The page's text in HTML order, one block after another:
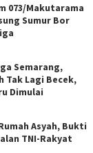
073/Makutarama
Sumur Bor
Semarang,
Tak Lagi Becek,
Dimulai
Asyah, Bukti
TNI-Rakyat